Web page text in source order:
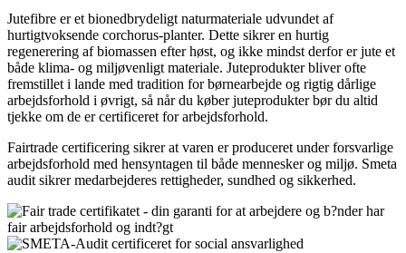
Jutefibre er et bionedbrydeligt naturmateriale udvundet af
hurtigtvoksende corchorus-planter. Dette sikrer en hurtig
regenerering af biomassen efter høst, og ikke mindst derfor er jute et
både klima- og miljøvenligt materiale. Juteprodukter bliver ofte
fremstillet i lande med tradition for børnearbejde og rigtig dårlige
arbejdsforhold i øvrigt, så når du køber juteprodukter bør du altid
tjekke om de er certificeret for arbejdsforhold.
Fairtrade certificering sikrer at varen er produceret under forsvarlige
arbejdsforhold med hensyntagen til både mennesker og miljø. Smeta
audit sikrer medarbejderes rettigheder, sundhed og sikkerhed.